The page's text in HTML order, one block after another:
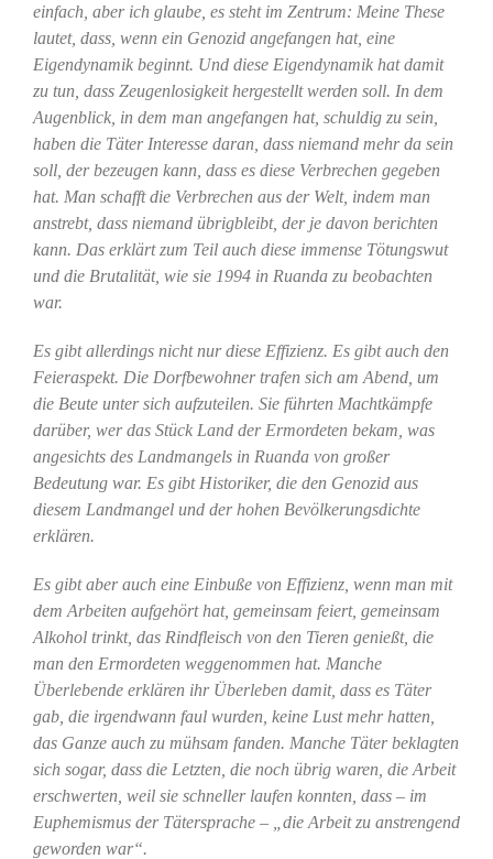
einfach, aber ich glaube, es steht im Zentrum: Meine These
lautet, dass, wenn ein Genozid angefangen hat, eine
Eigendynamik beginnt. Und diese Eigendynamik hat damit
zu tun, dass Zeugenlosigkeit hergestellt werden soll. In dem
Augenblick, in dem man angefangen hat, schuldig zu sein,
haben die Täter Interesse daran, dass niemand mehr da sein
soll, der bezeugen kann, dass es diese Verbrechen gegeben
hat. Man schafft die Verbrechen aus der Welt, indem man
anstrebt, dass niemand übrigbleibt, der je davon berichten
kann. Das erklärt zum Teil auch diese immense Tötungswut
und die Brutalität, wie sie 1994 in Ruanda zu beobachten
war.
Es gibt allerdings nicht nur diese Effizienz. Es gibt auch den
Feieraspekt. Die Dorfbewohner trafen sich am Abend, um
die Beute unter sich aufzuteilen. Sie führten Machtkämpfe
darüber, wer das Stück Land der Ermordeten bekam, was
angesichts des Landmangels in Ruanda von großer
Bedeutung war. Es gibt Historiker, die den Genozid aus
diesem Landmangel und der hohen Bevölkerungsdichte
erklären.
Es gibt aber auch eine Einbuße von Effizienz, wenn man mit
dem Arbeiten aufgehört hat, gemeinsam feiert, gemeinsam
Alkohol trinkt, das Rindfleisch von den Tieren genießt, die
man den Ermordeten weggenommen hat. Manche
Überlebende erklären ihr Überleben damit, dass es Täter
gab, die irgendwann faul wurden, keine Lust mehr hatten,
das Ganze auch zu mühsam fanden. Manche Täter beklagten
sich sogar, dass die Letzten, die noch übrig waren, die Arbeit
erschwerten, weil sie schneller laufen konnten, dass – im
Euphemismus der Tätersprache – „die Arbeit zu anstrengend
geworden war“.